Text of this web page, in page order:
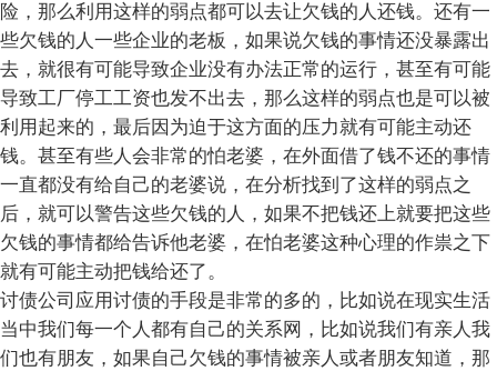
险，那么利用这样的弱点都可以去让欠钱的人还钱。还有一
些欠钱的人一些企业的老板，如果说欠钱的事情还没暴露出
去，就很有可能导致企业没有办法正常的运行，甚至有可能
导致工厂停工工资也发不出去，那么这样的弱点也是可以被
利用起来的，最后因为迫于这方面的压力就有可能主动还
钱。甚至有些人会非常的怕老婆，在外面借了钱不还的事情
一直都没有给自己的老婆说，在分析找到了这样的弱点之
后，就可以警告这些欠钱的人，如果不把钱还上就要把这些
欠钱的事情都给告诉他老婆，在怕老婆这种心理的作祟之下
就有可能主动把钱给还了。
讨债公司应用讨债的手段是非常的多的，比如说在现实生活
当中我们每一个人都有自己的关系网，比如说我们有亲人我
们也有朋友，如果自己欠钱的事情被亲人或者朋友知道，那